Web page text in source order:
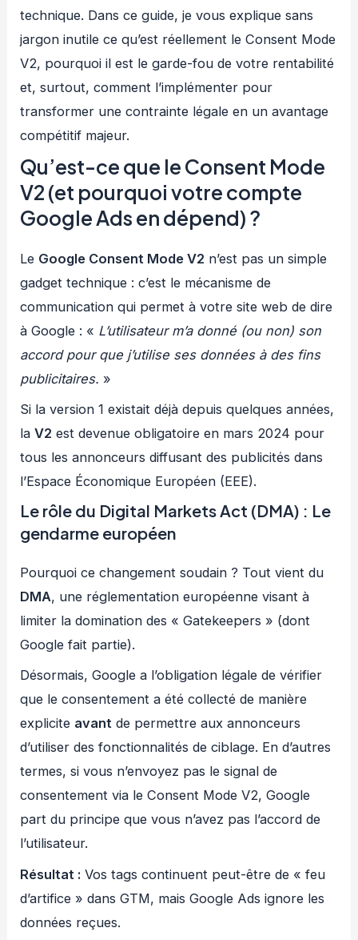
technique. Dans ce guide, je vous explique sans
jargon inutile ce qu’est réellement le Consent Mode
V2, pourquoi il est le garde-fou de votre rentabilité
et, surtout, comment l’implémenter pour
transformer une contrainte légale en un avantage
compétitif majeur.
Qu’est-ce que le Consent Mode
V2 (et pourquoi votre compte
Google Ads en dépend) ?
Le Google Consent Mode V2 n’est pas un simple
gadget technique : c’est le mécanisme de
communication qui permet à votre site web de dire
à Google : « L’utilisateur m’a donné (ou non) son
accord pour que j’utilise ses données à des fins
publicitaires. »
Si la version 1 existait déjà depuis quelques années,
laV2 est devenue obligatoire en mars 2024 pour
tous les annonceurs diffusant des publicités dans
l’Espace Économique Européen (EEE).
Le rôle du Digital Markets Act (DMA) : Le
gendarme européen
Pourquoi ce changement soudain ? Tout vient du
DMA, une réglementation européenne visant à
limiter la domination des « Gatekeepers » (dont
Google fait partie).
Désormais, Google a l’obligation légale de vérifier
que le consentement a été collecté de manière
explicite avant de permettre aux annonceurs
d’utiliser des fonctionnalités de ciblage. En d’autres
termes, si vous n’envoyez pas le signal de
consentement via le Consent Mode V2, Google
part du principe que vous n’avez pas l’accord de
l’utilisateur.
Résultat : Vos tags continuent peut-être de « feu
d’artifice » dans GTM, mais Google Ads ignore les
données reçues.